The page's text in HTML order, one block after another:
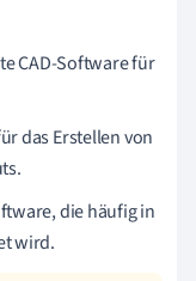
CAD-Software für
das Erstellen von
die häufig in
wird.